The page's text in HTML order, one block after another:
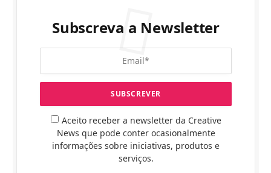
Subscreva a Newsletter
Aceito receber a newsletter da Creative
News que pode conter ocasionalmente
informações sobre iniciativas, produtos e
serviços.